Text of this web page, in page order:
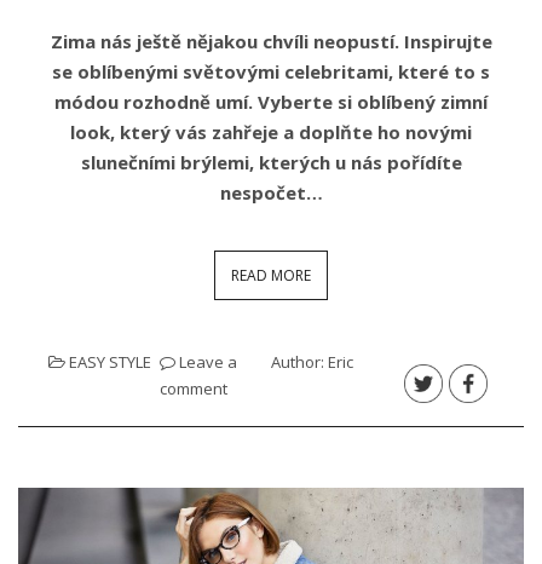
Zima nás ještě nějakou chvíli neopustí. Inspirujte
se oblíbenými světovými celebritami, které to s
módou rozhodně umí. Vyberte si oblíbený zimní
look, který vás zahřeje a doplňte ho novými
slunečními brýlemi, kterých u nás pořídíte
nespočet…
READ MORE
EASY STYLE
Leave a
comment
Author: Eric